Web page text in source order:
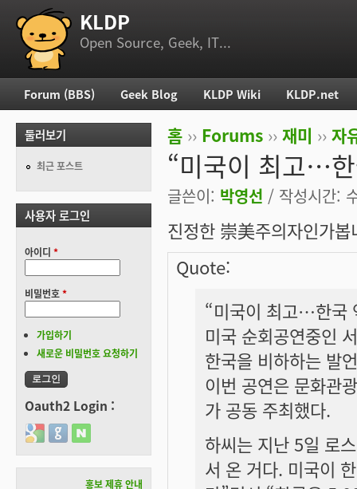
부 메뉴 KLDP
Open Source, Geek, IT...
현재 위치
홈 ›› Forums ›› 재미 ›› 자
“미국이 최고…
글쓴이: 박영선 / 작성시간:
진정한 崇美주의자인가
Quote:
“미국이 최고…한국
미국 순회공연중인
한국을 비하하는 발
이번 공연은 문화관
가 공동 주최했다.
하씨는 지난 5일 로
서 온 거다. 미국이
주 메뉴
Forum (BBS) Geek Blog KLDP Wiki KLDP.net
둘러보기
최근 포스트
사용자 로그인
아이디 *
비밀번호*
가입하기
새로운 비밀번호 요청하기
Oauth2 Login :
Login with Google
Login with GitHub
Login with Naver
홍보 제휴 안내